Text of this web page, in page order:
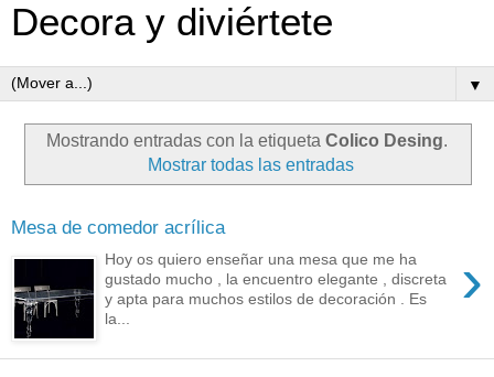
Decora y diviértete
▼
Mostrando entradas con la etiqueta Colico Desing.
Mostrar todas las entradas
Mesa de comedor acrílica
›
Hoy os quiero enseñar una mesa que me ha
gustado mucho , la encuentro elegante , discreta
y apta para muchos estilos de decoración . Es
la...